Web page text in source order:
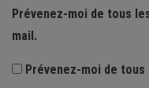
Prévenez-moi de tous
mail.
Prévenez-moi de